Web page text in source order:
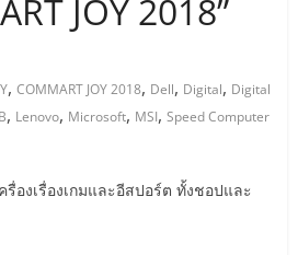
JOY 2018”
, COMMART JOY 2018, Dell, Digital, Digital
, Lenovo, Microsoft, MSI, Speed Computer
องเรื่องเกมและอีสปอร์ต ทั้งชอปและ